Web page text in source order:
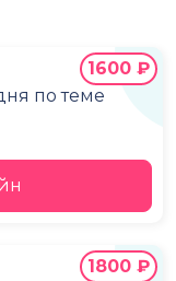
по теме
1600 ₽
1800 ₽